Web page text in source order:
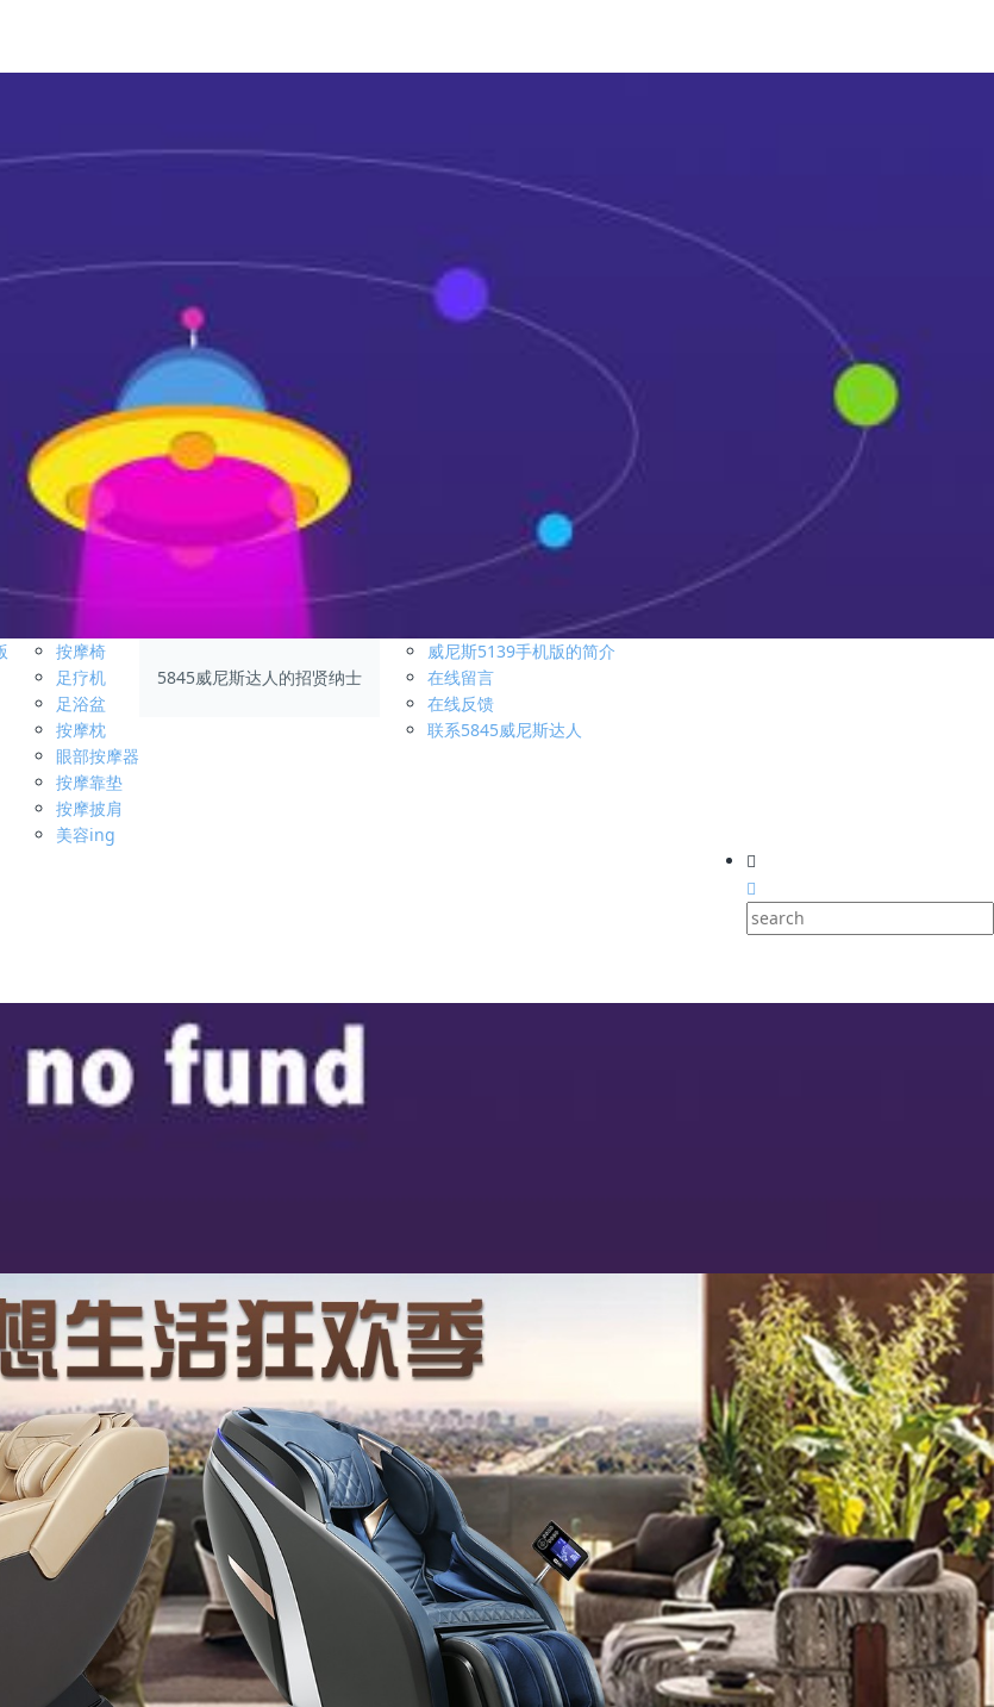
按摩椅
足疗机
足浴盆
按摩枕
眼部按摩器
按摩靠垫
按摩披肩
美容ing
5845威尼斯达人的招贤纳士
威尼斯5139手机版的简介
在线留言
在线反馈
联系5845威尼斯达人